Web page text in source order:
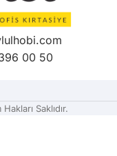
00 50
Saklıdır.